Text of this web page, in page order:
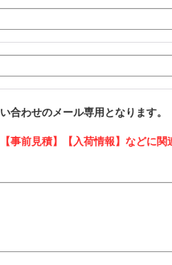
合わせのメール専用となります。
【事前見積】【入荷情報】などに